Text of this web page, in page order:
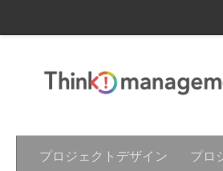
プロジェクトデザイン プロ